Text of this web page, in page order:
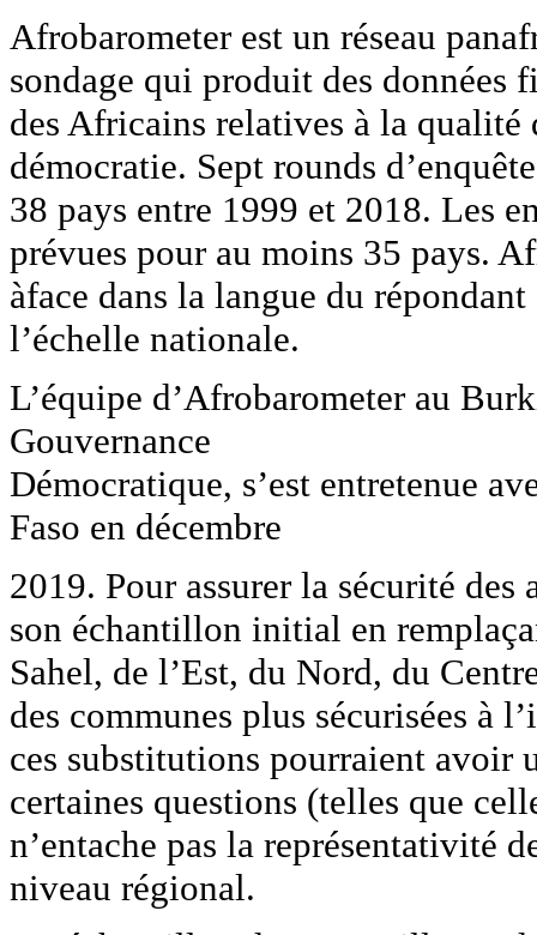
Afrobarometer est un réseau
sondage qui produit des données
des Africains relatives à la qualité
démocratie. Sept rounds
38 pays entre 1999 et 2018. Les
prévues pour au moins 35 pays.
àface dans la langue du
l’échelle nationale.
L’équipe d’Afrobarometer au
Gouvernance
Démocratique, s’est entretenue
Faso en décembre
2019. Pour assurer la sécurité
son échantillon initial en
Sahel, de l’Est, du Nord, du
des communes plus sécurisées à
ces substitutions pourraient avoir
certaines questions (telles que
n’entache pas la représentativité
niveau régional.